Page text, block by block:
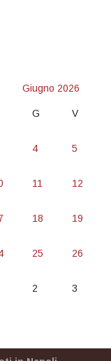
Giugno 2026
G V
4 5
11 12
18 19
25 26
2 3